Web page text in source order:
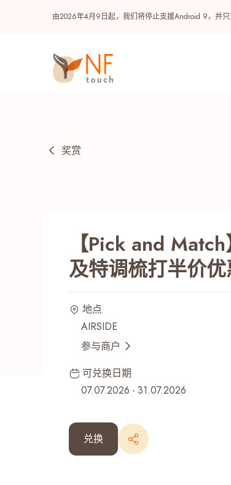
由2026年4月9日起，我们将停止支援Android 9，并
NF 种籽 NF Points AIRSIDE
奖赏
【Pick and
及特调梳打半价
地点
AIRSIDE
参与商户
可兑换日期
07.07.2026 - 31.07.2026
兑换